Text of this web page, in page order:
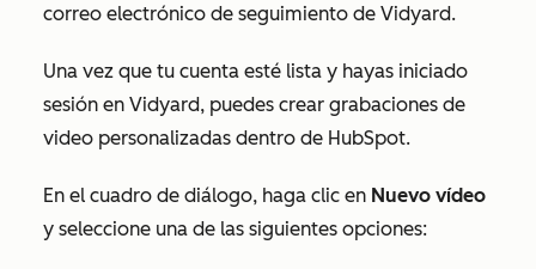
correo electrónico de seguimiento de Vidyard.
Una vez que tu cuenta esté lista y hayas iniciado
sesión en Vidyard, puedes crear grabaciones de
video personalizadas dentro de HubSpot.
En el cuadro de diálogo, haga clic en Nuevo vídeo
y seleccione una de las siguientes opciones: